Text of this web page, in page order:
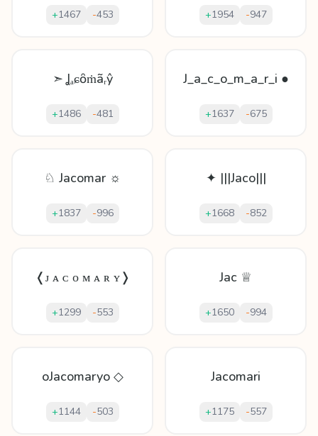
+1467 -453 +1954 -947
➣ Ʝₐɕȏṁãᵣŷ
+1486 -481
J_a_c_o_m_a_r_i ●
+1637 -675
♘ Jacomar ☼
+1837 -996
✦ |||Jaco|||
+1668 -852
❬ᴊ ᴀ ᴄ ᴏ ᴍ ᴀ ʀ ʏ❭
+1299 -553
Jac ♕
+1650 -994
oJacomaryo ◇
+1144 -503
Jacomari
+1175 -557